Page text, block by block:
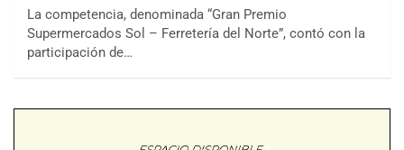
La competencia, denominada “Gran Premio
Supermercados Sol – Ferretería del Norte”, contó con la
participación de…